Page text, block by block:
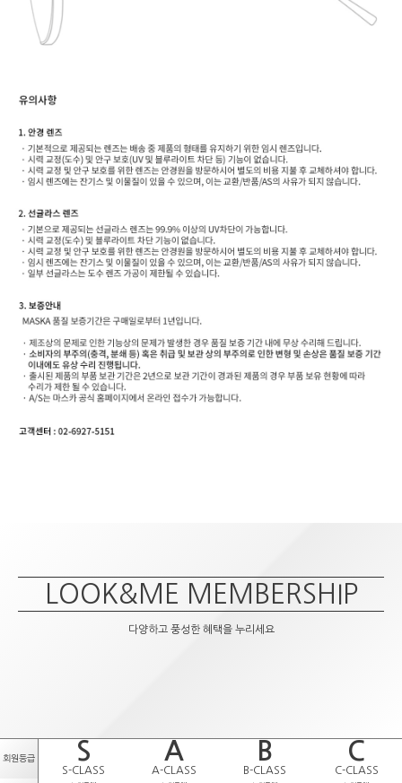
LOOK&ME MEMBERSHIP
다양하고 풍성한 혜택을 누리세요
회원등급 S A B C
S-CLASS A-CLASS B-CLASS C-CLASS